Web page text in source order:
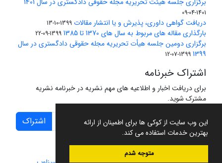
این وب سایت از کوکی ها برای اطمینان از ارائه
بهترین خدمات استفاده می کند.
متوجه شدم
برگزاری جلسه هیئت تحریریه مجله حقوقی دادگستری در سال 1401
1401-04-09
دریافت گواهی داوری، پذیرش و یا انتشار مقالات 1399-10-13
بارگذاری مقاله های مربوط به سال های 1370 تا 1385 1399-09-22
برگزاری دومین جلسه هیأت تحریریه مجله حقوقی دادگستری در سال
1399
1399-07-12
اشتراک خبرنامه
برای دریافت اخبار و اطلاعیه های مهم نشریه در خبرنامه نشریه
مشترک شوید.
اشتراک